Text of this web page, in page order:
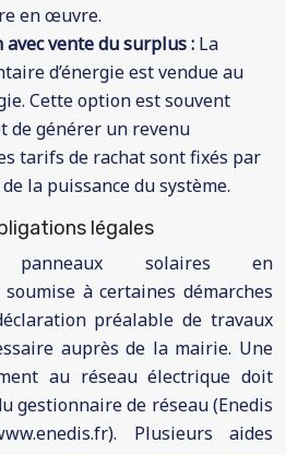
en œuvre.
vente du surplus : La
d’énergie est vendue au
Cette option est souvent
de générer un revenu
tarifs de rachat sont fixés par
la puissance du système.
légales
panneaux solaires en
à certaines démarches
préalable de travaux
auprès de la mairie. Une
au réseau électrique doit
gestionnaire de réseau (Enedis
Plusieurs aides